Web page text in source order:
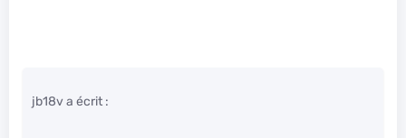
jb18v a écrit :